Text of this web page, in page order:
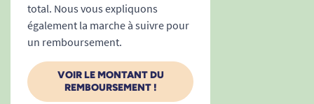
total. Nous vous expliquons
également la marche à suivre pour
un remboursement.
VOIR LE MONTANT DU
REMBOURSEMENT !